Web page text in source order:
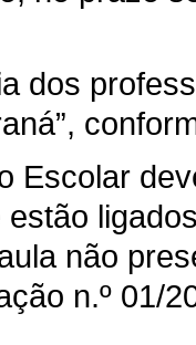
dos
Escolar
não
n.º 01/